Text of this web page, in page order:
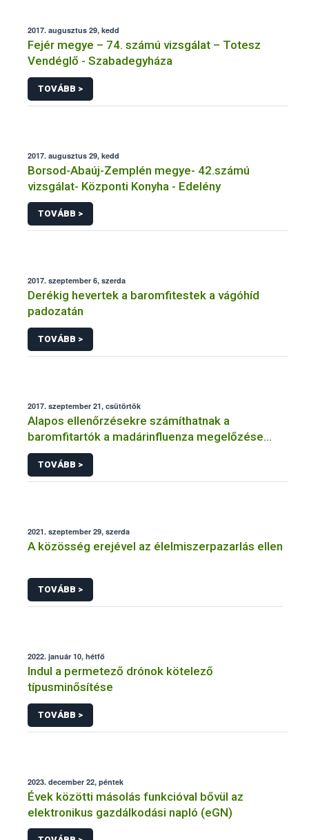
2017. augusztus 29, kedd
Fejér megye – 74. számú vizsgálat – Totesz
Vendéglő - Szabadegyháza
TOVÁBB >
2017. augusztus 29, kedd
Borsod-Abaúj-Zemplén megye- 42.számú
vizsgálat- Központi Konyha - Edelény
TOVÁBB >
2017. szeptember 6, szerda
Derékig hevertek a baromfitestek a vágóhíd
padozatán
TOVÁBB >
2017. szeptember 21, csütörtök
Alapos ellenőrzésekre számíthatnak a
baromfitartók a madárinfluenza megelőzése
érdekében
TOVÁBB >
2021. szeptember 29, szerda
A közösség erejével az élelmiszerpazarlás ellen
TOVÁBB >
2022. január 10, hétfő
Indul a permetező drónok kötelező
típusminősítése
TOVÁBB >
2023. december 22, péntek
Évek közötti másolás funkcióval bővül az
elektronikus gazdálkodási napló (eGN)